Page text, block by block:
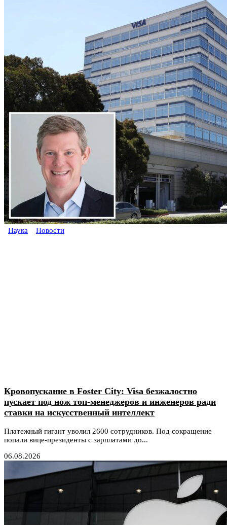
Наука Новости
Кровопускание в Foster City: Visa безжалостно
пускает под нож топ-менеджеров и инженеров ради
ставки на искусственный интеллект
Платежный гигант уволил 2600 сотрудников. Под сокращение
попали вице-президенты с зарплатами до...
06.08.2026